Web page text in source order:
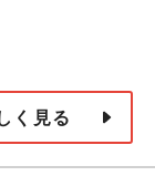
く見る